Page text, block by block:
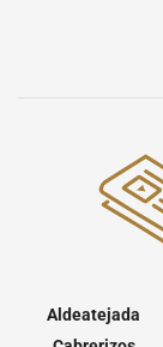
Aldeatejada